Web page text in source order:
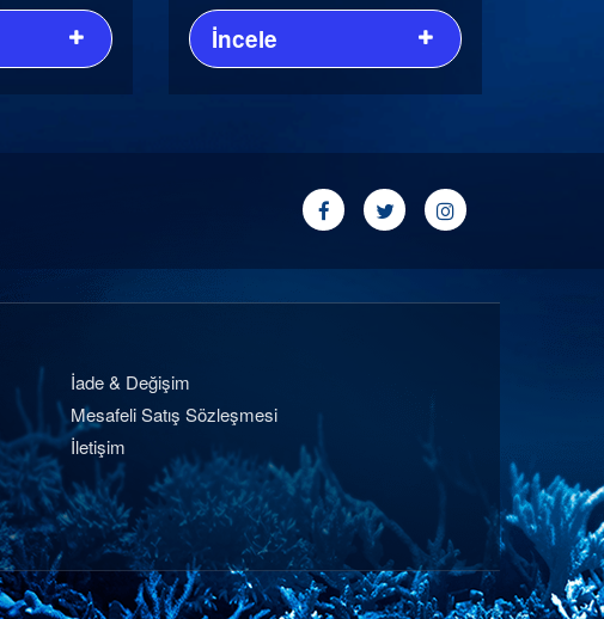
İncele
İade & Değişim
Mesafeli Satış Sözleşmesi
İletişim